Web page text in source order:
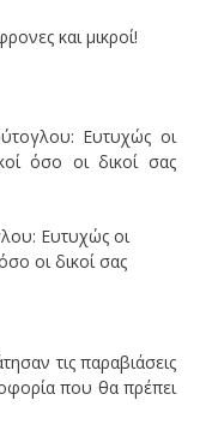
και μικροί!
Ευτυχώς οι
όσο οι δικοί σας
τις παραβιάσεις
που θα πρέπει